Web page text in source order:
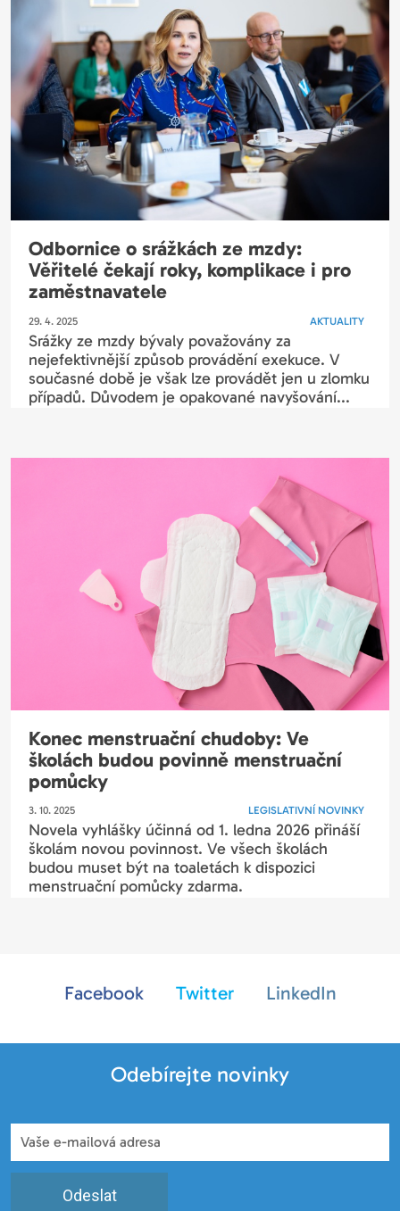
Odbornice o srážkách ze mzdy:
Věřitelé čekají roky, komplikace i pro
zaměstnavatele
29. 4. 2025 AKTUALITY
Srážky ze mzdy bývaly považovány za
nejefektivnější způsob provádění exekuce. V
současné době je však lze provádět jen u zlomku
případů. Důvodem je opakované navyšování...
Konec menstruační chudoby: Ve
školách budou povinně menstruační
pomůcky
3. 10. 2025 LEGISLATIVNÍ NOVINKY
Novela vyhlášky účinná od 1. ledna 2026 přináší
školám novou povinnost. Ve všech školách
budou muset být na toaletách k dispozici
menstruační pomůcky zdarma.
Facebook Twitter LinkedIn
Odebírejte novinky
Odeslat